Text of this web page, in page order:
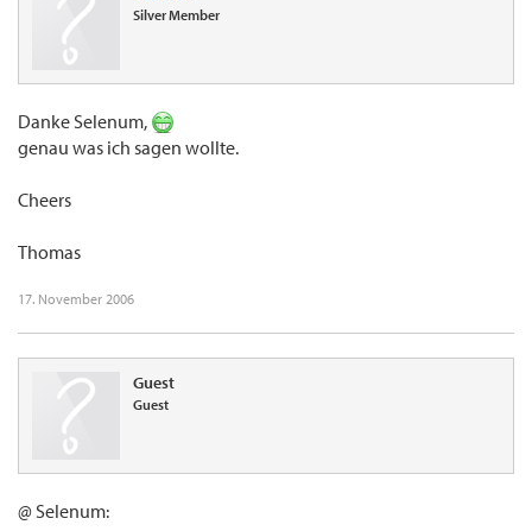
Silver Member
Danke Selenum,
genau was ich sagen wollte.
Cheers
Thomas
17. November 2006
Guest
Guest
@ Selenum: